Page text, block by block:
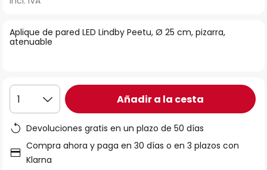
de
galería
de
Aplique de pared LED Lindby Peetu, Ø 25 cm, pizarra,
atenuable
1 Añadir a la cesta
Devoluciones gratis en un plazo de 50 días
Compra ahora y paga en 30 días o en 3 plazos con
Klarna